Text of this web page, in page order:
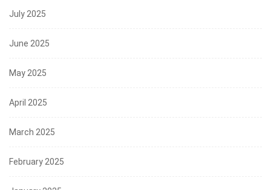
July 2025
June 2025
May 2025
April 2025
March 2025
February 2025